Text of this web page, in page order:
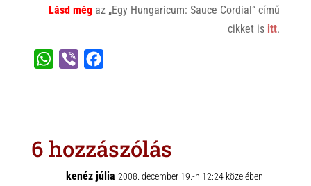
Lásd még az „Egy Hungaricum: Sauce Cordial” című
cikket is itt.
A
o
o
6 hozzászólás
kenéz júlia 2008. december 19.-n 12:24 közelében